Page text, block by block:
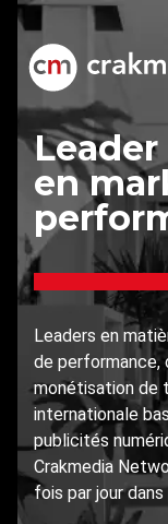
en
Leaders en
de
monétisation de
internationale
publicités
Crakmedia
fois par jour